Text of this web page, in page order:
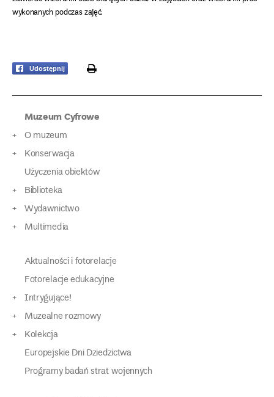
wykonanych podczas zajęć.
Udostępnij print
Muzeum Cyfrowe
O muzeum
Konserwacja
Użyczenia obiektów
Biblioteka
Wydawnictwo
Multimedia
Aktualności i fotorelacje
Fotorelacje edukacyjne
Intrygujące!
Muzealne rozmowy
Kolekcja
Europejskie Dni Dziedzictwa
Programy badań strat wojennych